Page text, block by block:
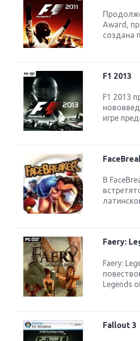
Award,
создана
F1 2013
F1 2013
игре
В
Faery:
Faery:
Legends
Fallout 3